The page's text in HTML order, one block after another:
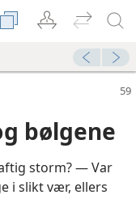
bølgene
storm? — Var
i slikt vær, ellers